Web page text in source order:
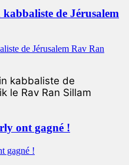
de Jérusalem
kabbaliste de
le Rav Ran Sillam
ont gagné !